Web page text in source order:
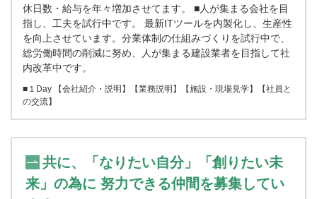
休日数・給与を年々増加させてます。 ■人が集まる会社を目
指し、工夫を試行中です。 最新ITツールを内製化し、生産性
を向上させています。分業体制の仕組みづくりを試行中で、
総労働時間の削減に努め、人が集まる建設業者を目指して社
内改革中です。
■１Day 【会社紹介・説明】【業務説明】【施設・現場見学】【社員と
の交流】
共に、「なりたい自分」「創りたい未
来」の為に 努力できる仲間を募集してい